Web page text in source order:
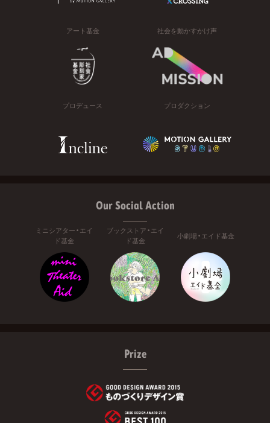
アート基金 社会を動かすかけ声
プロデュース プロダクション
Our Social Action
ミニシアター・エイ
ド基金
ブックストア・エイ
ド基金
小劇場・エイド基金
Prize